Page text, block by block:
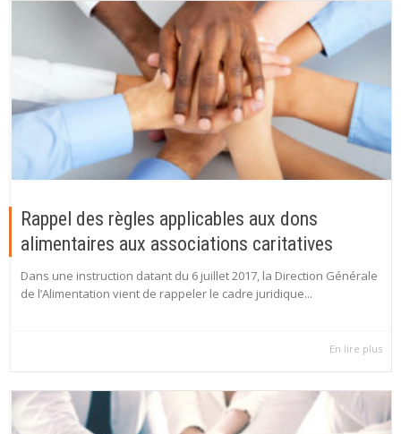
Rappel des règles applicables aux dons
alimentaires aux associations caritatives
Dans une instruction datant du 6 juillet 2017, la Direction Générale
de l’Alimentation vient de rappeler le cadre juridique...
En lire plus